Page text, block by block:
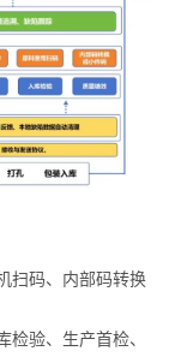
扫码、内部码转换
验、生产首检、